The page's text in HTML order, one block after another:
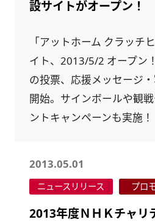
設サイトがオープン！
「アットホーム クラッチ
イト、2013/5/2 オープン
の投票、応援メッセージ
開始。サインボールや観
ントキャンペーンも実施！
2013.05.01
ニュースリリース プロ
2013年度ＮＨＫチャリ